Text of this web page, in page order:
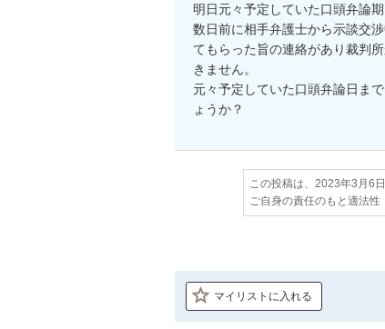
明日元々予定していた口頭弁論期
数日前に相手弁護士から示談交
てもらった旨の連絡があり裁判
きません。
元々予定していた口頭弁論日ま
ょうか？
この投稿は、2023年3月6
ご自身の責任のもと適法
マイリストに入れる